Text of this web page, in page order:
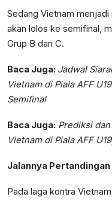
Sedang Vietnam
akan lolos ke semifinal,
Grup B dan C.
Baca Juga: Jadwal
Vietnam di Piala AFF
Semifinal
Baca Juga: Prediksi
Vietnam di Piala AFF
Jalannya Pertandingan
Pada laga kontra